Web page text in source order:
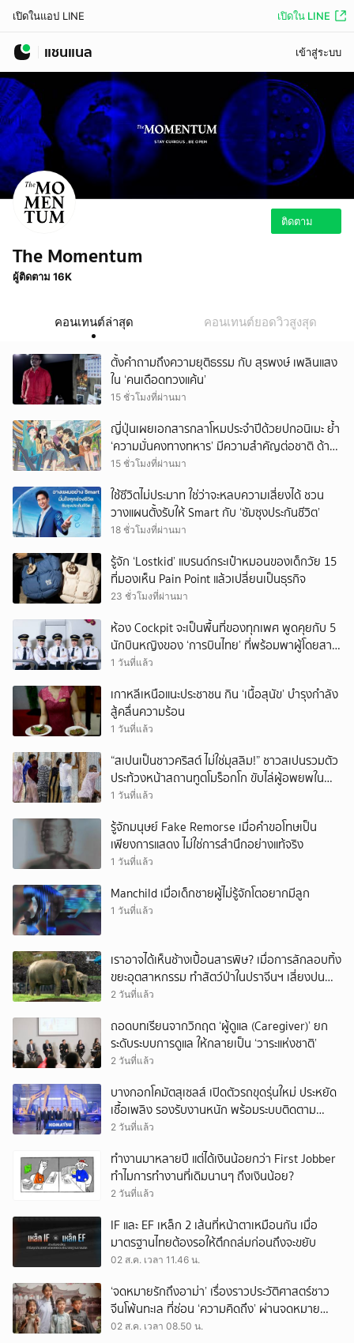
เปิดในแอป LINE เปิดใน LINE
แชนแนล เข้าสู่ระบบ
ติดตาม
The Momentum
ผู้ติดตาม 16K
คอนเทนต์ล่าสุด คอนเทนต์ยอดวิวสูงสุด
ตั้งคำถามถึงความยุติธรรม กับ สุรพงษ์ เพลินแสง
ใน ‘คนเดือดทวงแค้น’
15 ชั่วโมงที่ผ่านมา
ญี่ปุ่นเผยเอกสารกลาโหมประจำปีด้วยปกอนิเมะ ย้ำ
‘ความมั่นคงทางทหาร’ มีความสำคัญต่อชาติ ด้าน
จีนเตือน ขออย่าซ้ำรอยประวัติศาสตร์
15 ชั่วโมงที่ผ่านมา
ใช้ชีวิตไม่ประมาท ใช่ว่าจะหลบความเสี่ยงได้ ชวน
วางแผนตั้งรับให้ Smart กับ ‘ซัมซุงประกันชีวิต’
18 ชั่วโมงที่ผ่านมา
รู้จัก ‘Lostkid’ แบรนด์กระเป๋าหมอนของเด็กวัย 15
ที่มองเห็น Pain Point แล้วเปลี่ยนเป็นธุรกิจ
23 ชั่วโมงที่ผ่านมา
ห้อง Cockpit จะเป็นพื้นที่ของทุกเพศ พูดคุยกับ 5
นักบินหญิงของ ‘การบินไทย’ ที่พร้อมพาผู้โดยสาร
บินไปทั่วโลก
1 วันที่แล้ว
เกาหลีเหนือแนะประชาชน กิน ‘เนื้อสุนัข’ บำรุงกำลัง
สู้คลื่นความร้อน
1 วันที่แล้ว
“สเปนเป็นชาวคริสต์ ไม่ใช่มุสลิม!” ชาวสเปนรวมตัว
ประท้วงหน้าสถานทูตโมร็อกโก ขับไล่ผู้อพยพใน
เมืองเซวตาออกนอกประเทศ
1 วันที่แล้ว
รู้จักมนุษย์ Fake Remorse เมื่อคำขอโทษเป็น
เพียงการแสดง ไม่ใช่การสำนึกอย่างแท้จริง
1 วันที่แล้ว
Manchild เมื่อเด็กชายผู้ไม่รู้จักโตอยากมีลูก
1 วันที่แล้ว
เราอาจได้เห็นช้างเปื้อนสารพิษ? เมื่อการลักลอบทิ้ง
ขยะอุตสาหกรรม ทำสัตว์ป่าในปราจีนฯ เสี่ยงปน
เปื้อน
2 วันที่แล้ว
ถอดบทเรียนจากวิกฤต ‘ผู้ดูแล (Caregiver)’ ยก
ระดับระบบการดูแล ให้กลายเป็น ‘วาระแห่งชาติ’
2 วันที่แล้ว
บางกอกโคมัตสุเซลส์ เปิดตัวรถขุดรุ่นใหม่ ประหยัด
เชื้อเพลิง รองรับงานหนัก พร้อมระบบติดตาม
เครื่องจักรผ่านดาวเทียม
2 วันที่แล้ว
ทำงานมาหลายปี แต่ได้เงินน้อยกว่า First Jobber
ทำไมการทำงานที่เดิมนานๆ ถึงเงินน้อย?
2 วันที่แล้ว
IF และ EF เหล็ก 2 เส้นที่หน้าตาเหมือนกัน เมื่อ
มาตรฐานไทยต้องรอให้ตึกถล่มก่อนถึงจะขยับ
02 ส.ค. เวลา 11.46 น.
‘จดหมายรักถึงอาม่า’ เรื่องราวประวัติศาสตร์ชาว
จีนโพ้นทะเล ที่ซ่อน ‘ความคิดถึง’ ผ่านจดหมาย
‘โพยก๊วน’
02 ส.ค. เวลา 08.50 น.